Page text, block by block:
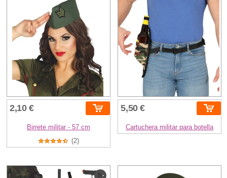
2,10 €
Birrete militar - 57 cm
(2)
5,50 €
Cartuchera militar para botella